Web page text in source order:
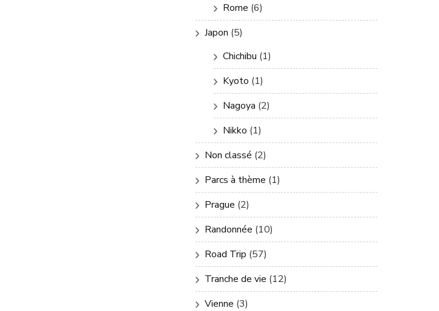
Rome (6)
Japon (5)
Chichibu (1)
Kyoto (1)
Nagoya (2)
Nikko (1)
Non classé (2)
Parcs à thème (1)
Prague (2)
Randonnée (10)
Road Trip (57)
Tranche de vie (12)
Vienne (3)